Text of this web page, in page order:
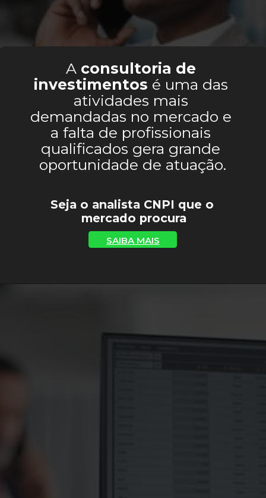
A consultoria de
investimentos é uma das
atividades mais
demandadas no mercado e
a falta de profissionais
qualificados gera grande
oportunidade de atuação.
Seja o analista CNPI que o
mercado procura
SAIBA MAIS